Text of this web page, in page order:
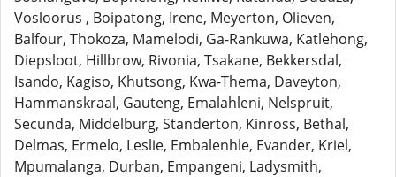
Vosloorus , Boipatong, Irene, Meyerton, Olieven,
Balfour, Thokoza, Mamelodi, Ga-Rankuwa, Katlehong,
Diepsloot, Hillbrow, Rivonia, Tsakane, Bekkersdal,
Isando, Kagiso, Khutsong, Kwa-Thema, Daveyton,
Hammanskraal, Gauteng, Emalahleni, Nelspruit,
Secunda, Middelburg, Standerton, Kinross, Bethal,
Delmas, Ermelo, Leslie, Embalenhle, Evander, Kriel,
Mpumalanga, Durban, Empangeni, Ladysmith,